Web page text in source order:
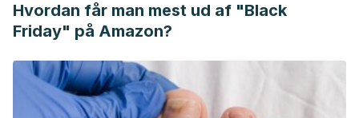
Hvordan får man mest ud af "Black
Friday" på Amazon?